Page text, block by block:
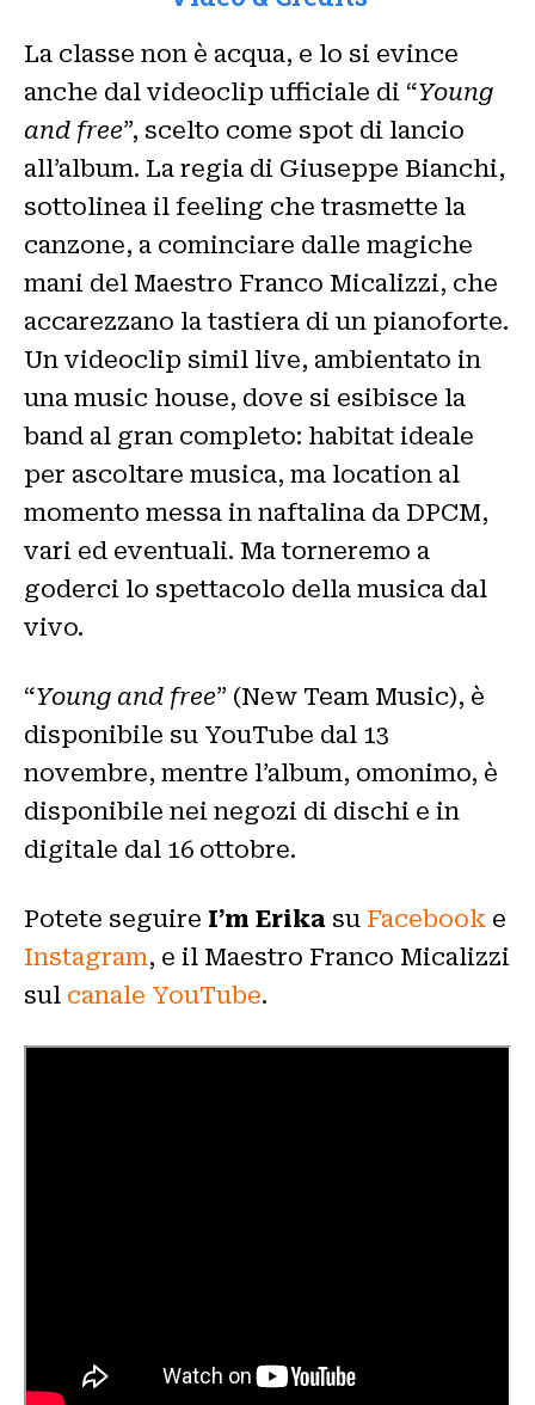
La classe non è acqua, e lo si evince
anche dal videoclip ufficiale di “Young
and free”, scelto come spot di lancio
all’album. La regia di Giuseppe Bianchi,
sottolinea il feeling che trasmette la
canzone, a cominciare dalle magiche
mani del Maestro Franco Micalizzi, che
accarezzano la tastiera di un pianoforte.
Un videoclip simil live, ambientato in
una music house, dove si esibisce la
band al gran completo: habitat ideale
per ascoltare musica, ma location al
momento messa in naftalina da DPCM,
vari ed eventuali. Ma torneremo a
goderci lo spettacolo della musica dal
vivo.
“Young and free” (New Team Music), è
disponibile su YouTube dal 13
novembre, mentre l’album, omonimo, è
disponibile nei negozi di dischi e in
digitale dal 16 ottobre.
Potete seguire I’m Erika su Facebook e
Instagram, e il Maestro Franco Micalizzi
sul canale YouTube.